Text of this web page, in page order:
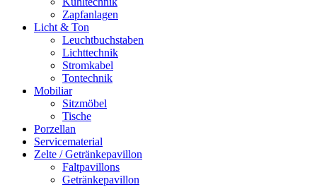
Zapfanlagen
Licht & Ton
Leuchtbuchstaben
Lichttechnik
Stromkabel
Tontechnik
Mobiliar
Sitzmöbel
Tische
Porzellan
Servicematerial
Zelte / Getränkepavillon
Faltpavillons
Getränkepavillon